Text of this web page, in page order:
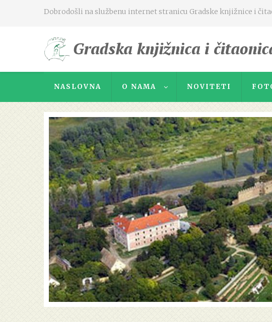
Dobrodošli na službenu internet stranicu Gradske knjižnice i
NASLOVNA O NAMA NOVITETI